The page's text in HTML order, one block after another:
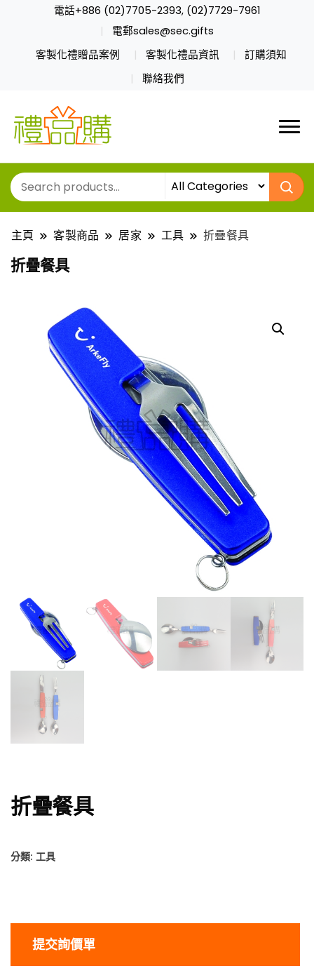
電話+886 (02)7705-2393, (02)7729-7961
電郵sales@sec.gifts
客製化禮贈品案例
客製化禮品資訊
訂購須知
聯絡我們
主頁 客製商品 居家 工具 折疊餐具
折疊餐具
折疊餐具
分類: 工具
提交詢價單